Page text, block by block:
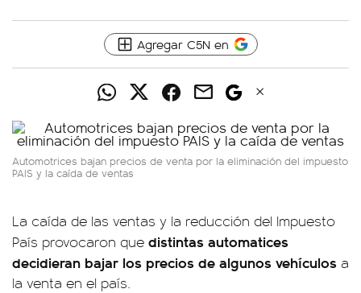
Agregar C5N en
Automotrices bajan precios de venta por la eliminación del impuesto
PAIS y la caída de ventas
La caída de las ventas y la reducción del Impuesto
País provocaron que distintas automatices
decidieran bajar los precios de algunos vehículos a
la venta en el país.